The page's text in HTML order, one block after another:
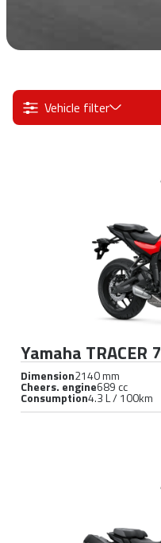
Vehicle filter
Yamaha TRACER 7
Dimension2140 mm
Cheers. engine689 cc
Consumption4.3 L / 100km